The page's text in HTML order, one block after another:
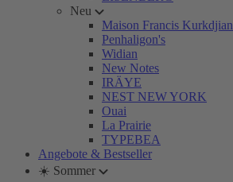
Neu
Maison Francis Kurkdjian
Penhaligon's
Widian
New Notes
IRÄYE
NEST NEW YORK
Ouai
La Prairie
TYPEBEA
Angebote & Bestseller
☀️ Sommer